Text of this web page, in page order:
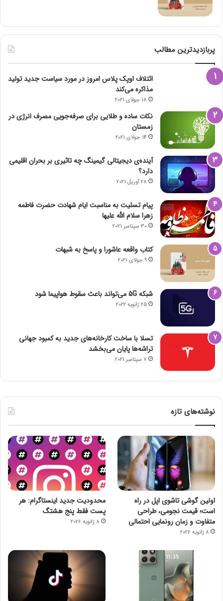
پربازدیدترین مطالب
ائتلاف اوپک پلاس امروز در مورد سیاست جدید تولید
مذاکره می‌کند
18 جولای 2021
نکات ساده و طلایی برای صرفه‌جویی مصرف انرژی در
زمستان
14 جولای 2021
آینده‌ی دیجیتالی گیمینگ چه تاثیری بر بحران اقلیمی
دارد؟
28 آوریل 2021
پیام تسلیت به مناسبت ایام شهادت حضرت فاطمه
زهرا سلام الله علیها
30 سپتامبر 2021
کتاب واقعه عاشورا و پاسخ به شبهات
9 جولای 2021
شبکه 5G می‌تواند باعث سقوط هواپیما شود
25 ژانویه 2022
تسلا با ساخت کارخانه‌های جدید به کمبود جهانی
تراشه‌ها پایان می‌بخشد
7 سپتامبر 2021
نوشته‌های تازه
اولین گوشی تاشوی اپل در راه
است؛ قیمت نجومی، طراحی
متفاوت و زمان رونمایی احتمالی
8 ژانویه 2026
محدودیت جدید اینستاگرام: هر
پست فقط پنج هشتگ
8 ژانویه 2026